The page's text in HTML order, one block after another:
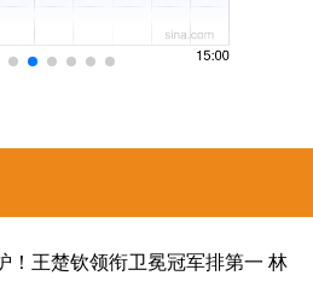
！王楚钦领衔卫冕冠军排第一 林